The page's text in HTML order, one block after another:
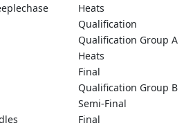
Heats
Qualification
Qualification Group A
Heats
Final
Qualification Group B
Semi-Final
Final